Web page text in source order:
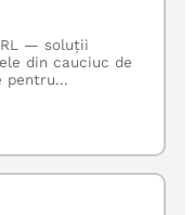
— soluţii
din cauciuc de
pentru...